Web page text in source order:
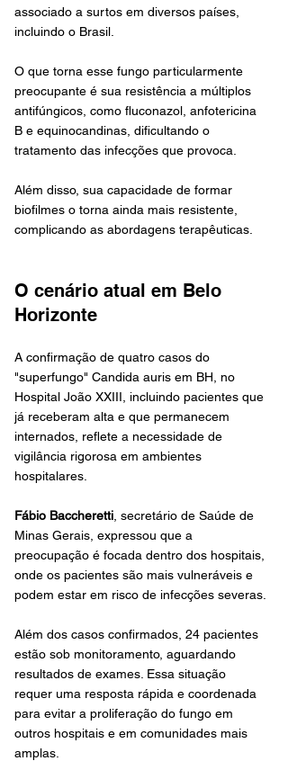
associado a surtos em diversos países,
incluindo o Brasil.
O que torna esse fungo particularmente
preocupante é sua resistência a múltiplos
antifúngicos, como fluconazol, anfotericina
B e equinocandinas, dificultando o
tratamento das infecções que provoca.
Além disso, sua capacidade de formar
biofilmes o torna ainda mais resistente,
complicando as abordagens terapêuticas.
O cenário atual em Belo
Horizonte
A confirmação de quatro casos do
"superfungo" Candida auris em BH, no
Hospital João XXIII, incluindo pacientes que
já receberam alta e que permanecem
internados, reflete a necessidade de
vigilância rigorosa em ambientes
hospitalares.
Fábio Baccheretti , secretário de Saúde de
Minas Gerais, expressou que a
preocupação é focada dentro dos hospitais,
onde os pacientes são mais vulneráveis e
podem estar em risco de infecções severas.
Além dos casos confirmados, 24 pacientes
estão sob monitoramento, aguardando
resultados de exames. Essa situação
requer uma resposta rápida e coordenada
para evitar a proliferação do fungo em
outros hospitais e em comunidades mais
amplas.